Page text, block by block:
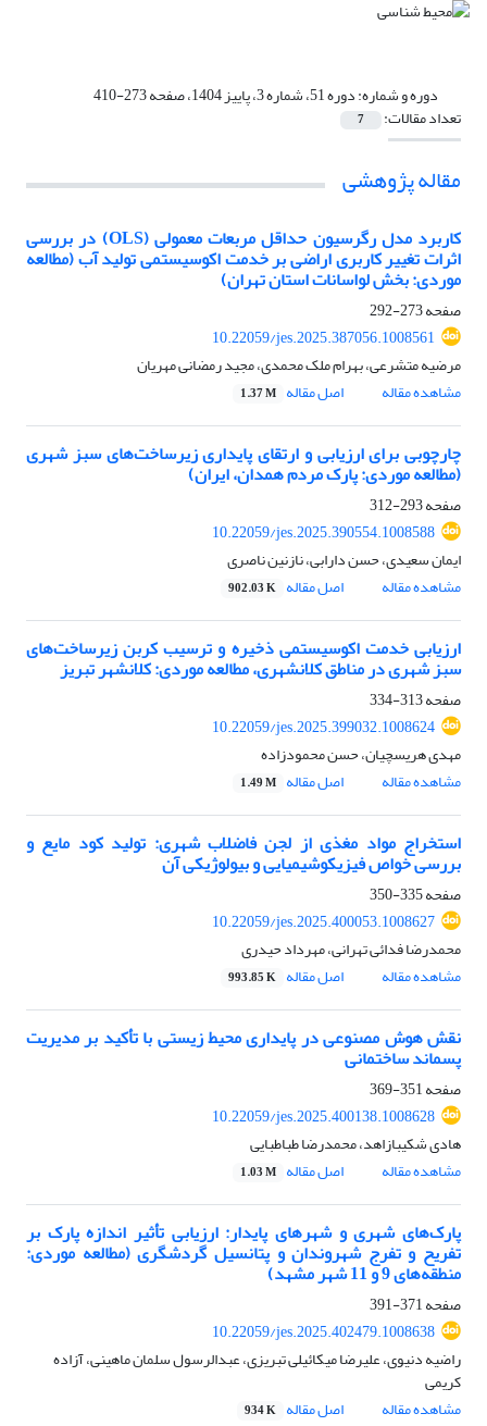
دوره و شماره:دوره 51، شماره 3، پاییز 1404، صفحه 273-410
تعداد مقالات: 7
مقاله پژوهشی
کاربرد مدل رگرسیون حداقل مربعات معمولی (OLS) در بررسی
اثرات تغییر کاربری اراضی بر خدمت اکوسیستمی تولید آب (مطالعه
موردی: بخش لواسانات استان تهران)
صفحه273-292
10.22059/jes.2025.387056.1008561
مرضیه متشرعی، بهرام ملک محمدی، مجید رمضانی مهریان
مشاهده مقاله
اصل مقاله 1.37 M
چارچوبی برای ارزیابی و ارتقای پایداری زیرساخت‌های سبز شهری
(مطالعه موردی: پارک مردم همدان، ایران)
صفحه293-312
10.22059/jes.2025.390554.1008588
ایمان سعیدی، حسن دارابی، نازنین ناصری
مشاهده مقاله
اصل مقاله 902.03 K
ارزیابی خدمت اکوسیستمی ذخیره و ترسیب کربن زیرساخت‌های
سبز شهری در مناطق کلانشهری، مطالعه موردی: کلانشهر تبریز
صفحه313-334
10.22059/jes.2025.399032.1008624
مهدی هریسچیان، حسن محمودزاده
مشاهده مقاله
اصل مقاله 1.49 M
استخراج مواد مغذی از لجن فاضلاب شهری: تولید کود مایع و
بررسی خواص فیزیکوشیمیایی و بیولوژیکی آن
صفحه335-350
10.22059/jes.2025.400053.1008627
محمدرضا فدائی تهرانی، مهرداد حیدری
مشاهده مقاله
اصل مقاله 993.85 K
نقش هوش مصنوعی در پایداری محیط‌ زیستی با تأکید بر مدیریت
پسماند ساختمانی
صفحه351-369
10.22059/jes.2025.400138.1008628
هادی شکیبازاهد، محمدرضا طباطبایی
مشاهده مقاله
اصل مقاله 1.03 M
پارک‌های شهری و شهرهای پایدار: ارزیابی تأثیر اندازه پارک بر
تفریح و تفرج شهروندان و پتانسیل گردشگری (مطالعه موردی:
منطقه‌های 9 و 11 شهر مشهد)
صفحه371-391
10.22059/jes.2025.402479.1008638
راضیه دنیوی، علیرضا میکائیلی تبریزی، عبدالرسول سلمان ماهینی، آزاده
کریمی
مشاهده مقاله
اصل مقاله 934 K